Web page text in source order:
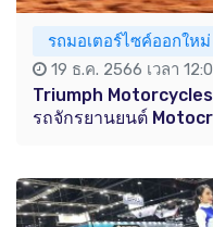
รถมอเตอร์ไซค์ออกใหม่
19 ธ.ค. 2566 เวลา
Triumph
รถจักรยานยนต์